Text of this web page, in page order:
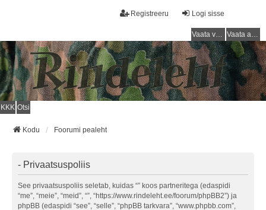
Logi sisse
Registreeru
Vaata vastamata teemasi Vaata aktiivseid teemasid
KKK Otsi
Kodu Foorumi pealeht
- Privaatsuspoliis
See privaatsuspoliis seletab, kuidas “” koos partneritega (edaspidi
“me”, “meie”, “meid”, “”, “https://www.rindeleht.ee/foorum/phpBB2”) ja
phpBB (edaspidi “see”, “selle”, “phpBB tarkvara”, “www.phpbb.com”,